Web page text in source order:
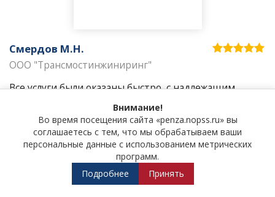
Смердов М.Н.
ООО "Трансмостинжиниринг"
Все услуги были оказаны быстро, с надлежащим
специалистов компании, их высокая компетентность
и опыт, смогли сэкономить нам много времени. С
Вашей помощью, мы уже благополучно работаем в
Внимание!
Во время посещения сайта «penza.nopss.ru» вы
соглашаетесь с тем, что мы обрабатываем ваши
персональные данные с использованием метрических
программ.
Подробнее
Принять